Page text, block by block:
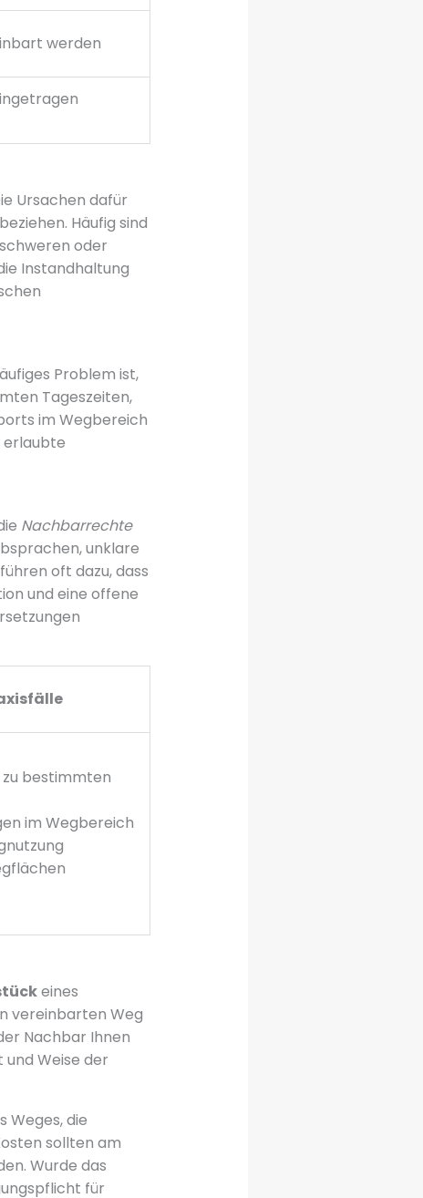
werden
Ursachen dafür
Häufig sind
oder
Instandhaltung
Problem ist,
Tageszeiten,
im Wegbereich
erlaubte
Nachbarrechte
unklare
oft dazu, dass
und eine offene
bestimmten
im Wegbereich
eines
vereinbarten Weg
Nachbar Ihnen
Weise der
Weges, die
sollten am
Wurde das
für